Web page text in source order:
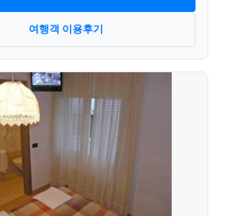
여행객 이용후기